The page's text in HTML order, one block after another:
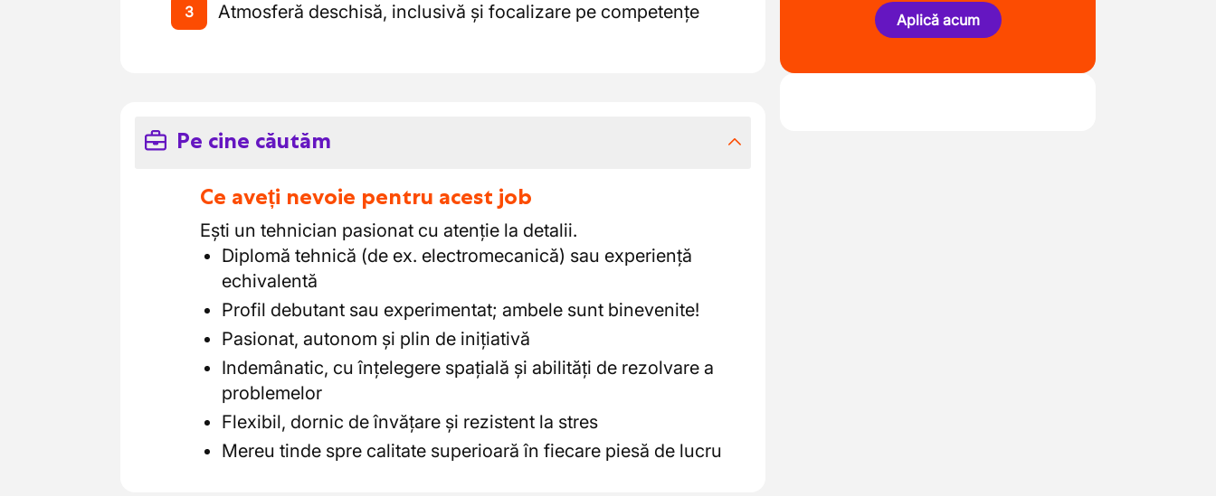
3 Atmosferă deschisă, inclusivă și focalizare pe competențe
Pe cine căutăm
Ce aveți nevoie pentru acest job
Ești un tehnician pasionat cu atenție la detalii.
Diplomă tehnică (de ex. electromecanică) sau experiență
echivalentă
Profil debutant sau experimentat; ambele sunt binevenite!
Pasionat, autonom și plin de inițiativă
Indemânatic, cu înțelegere spațială și abilități de rezolvare a
problemelor
Flexibil, dornic de învățare și rezistent la stres
Mereu tinde spre calitate superioară în fiecare piesă de lucru
Aplică acum